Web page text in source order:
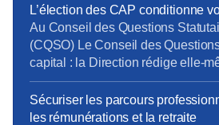
L’élection des CAP conditionne
Au Conseil des Questions
(CQSO) Le Conseil des
capital : la Direction rédige elle-
s’appliquent aux fonctionnaires
validation par le Ministère. La
dénoncent ce fonctionnement, qui
Sécuriser les parcours
les rémunérations et la retraite